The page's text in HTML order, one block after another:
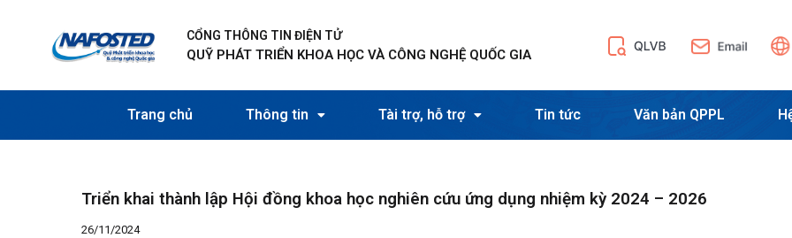
CỔNG THÔNG TIN ĐIỆN TỬ
QUỸ PHÁT TRIỂN KHOA HỌC VÀ CÔNG NGHỆ QUỐC GIA
Trang chủ Thông tin Tài trợ, hỗ trợ Tin tức Văn bản QPPL
Triển khai thành lập Hội đồng khoa học nghiên cứu ứng dụng nhiệm kỳ 2024 – 2026
26/11/2024
hướng
bài